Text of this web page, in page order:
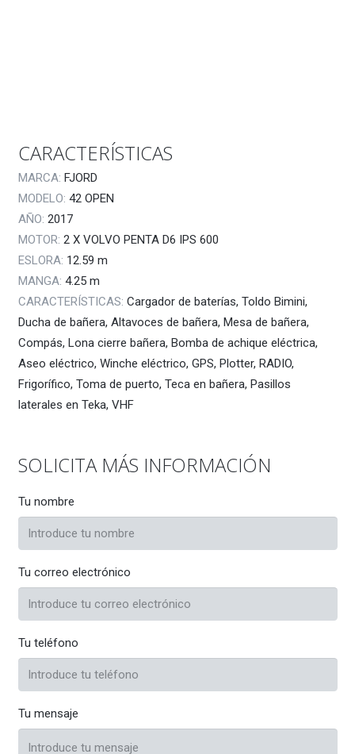
CARACTERÍSTICAS
MARCA: FJORD
MODELO: 42 OPEN
AÑO: 2017
MOTOR: 2 X VOLVO PENTA D6 IPS 600
ESLORA: 12.59 m
MANGA: 4.25 m
CARACTERÍSTICAS: Cargador de baterías, Toldo Bimini,
Ducha de bañera, Altavoces de bañera, Mesa de bañera,
Compás, Lona cierre bañera, Bomba de achique eléctrica,
Aseo eléctrico, Winche eléctrico, GPS, Plotter, RADIO,
Frigorífico, Toma de puerto, Teca en bañera, Pasillos
laterales en Teka, VHF
SOLICITA MÁS INFORMACIÓN
Tu nombre
Tu correo electrónico
Tu teléfono
Tu mensaje